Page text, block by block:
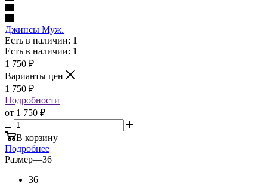
Джинсы Муж.
Есть в наличии: 1
Есть в наличии: 1
1 750 ₽
Варианты цен
1 750 ₽
Подробности
от 1 750 ₽
В корзину
Подробнее
Размер—36
36